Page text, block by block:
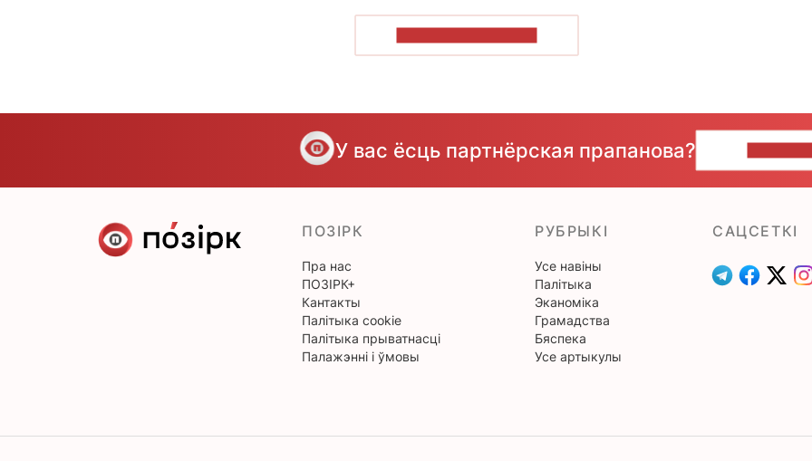
У вас ёсць партнёрская прапанова?
ПОЗІРК
Пра нас
ПОЗІРК+
Кантакты
Палітыка cookie
Палітыка прыватнасці
Палажэнні і ўмовы
РУБРЫКІ
Усе навіны
Палітыка
Эканоміка
Грамадства
Бяспека
Усе артыкулы
САЦСЕТКІ